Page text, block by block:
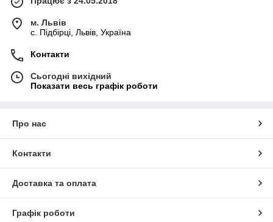
м. Львів
c. Підбірці, Львів, Україна
Контакти
Сьогодні вихідний
Показати весь графік роботи
Про нас
Контакти
Доставка та оплата
Графік роботи